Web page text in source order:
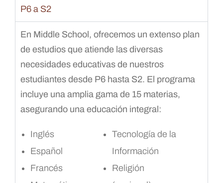
P6 a S2
En Middle School, ofrecemos un extenso plan
de estudios que atiende las diversas
necesidades educativas de nuestros
estudiantes desde P6 hasta S2. El programa
incluye una amplia gama de 15 materias,
asegurando una educación integral:
Inglés
Español
Francés
Tecnología de la
Información
Religión